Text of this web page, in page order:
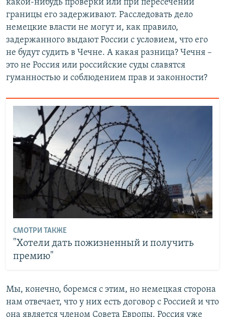
какой-нибудь проверки или при пересечении
границы его задерживают. Расследовать дело
немецкие власти не могут и, как правило,
задержанного выдают России с условием, что его
не будут судить в Чечне. А какая разница? Чечня –
это не Россия или российские суды славятся
гуманностью и соблюдением прав и законности?
СМОТРИ ТАКЖЕ
"Хотели дать пожизненный и получить
премию"
Мы, конечно, боремся с этим, но немецкая сторона
нам отвечает, что у них есть договор с Россией и что
она является членом Совета Европы. Россия уже